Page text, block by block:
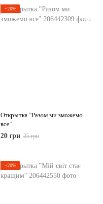
−20%
Открытка "Разом ми зможемо
все"
20 грн 25 грн
−20%